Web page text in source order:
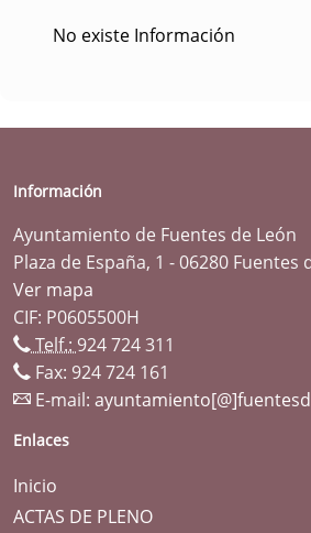
No existe Información
Información
Ayuntamiento de Fuentes de León
Plaza de España, 1 - 06280 Fuentes
Ver mapa
CIF: P0605500H
Telf.: 924 724 311
Fax: 924 724 161
E-mail:
Enlaces
Inicio
ACTAS DE PLENO